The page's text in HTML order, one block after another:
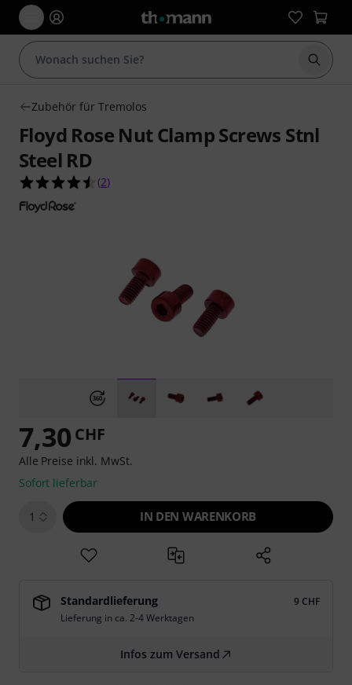
Suche
Zubehör für Tremolos
Floyd Rose Nut Clamp Screws Stnl
Steel RD
4.5 von 5 Sternen aus 2 Kundenbewertungen
(2)
7,30 CHF
Alle Preise inkl. MwSt.
Sofort lieferbar
1 IN DEN WARENKORB
Standardlieferung
9 CHF
Lieferung in ca. 2-4 Werktagen
Infos zum Versand